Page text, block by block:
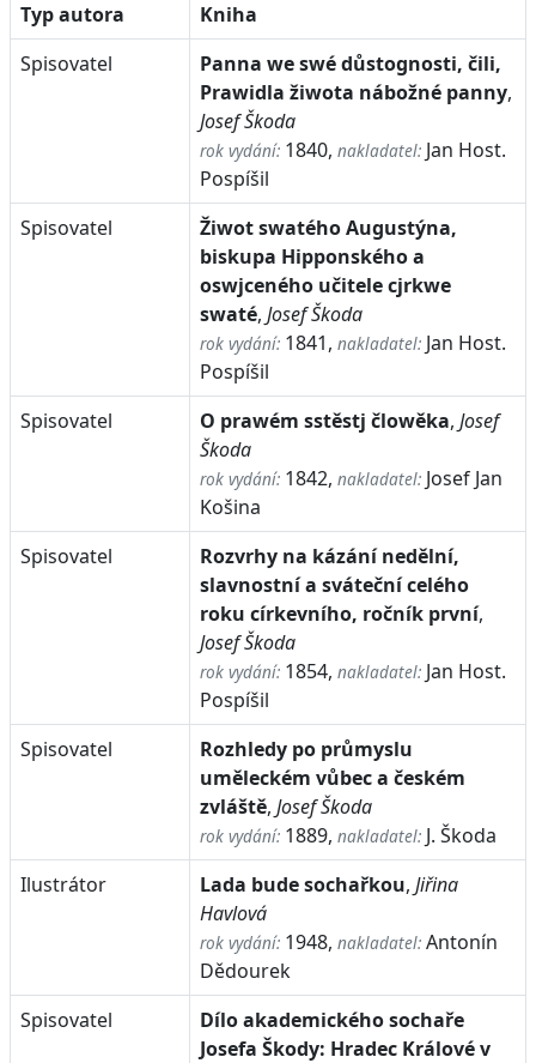
Typ autora
Kniha
Spisovatel
Panna we swé důstognosti, čili,
Prawidla žiwota nábožné panny,
Josef Škoda
rok vydání: 1840, nakladatel: Jan Host.
Pospíšil
Spisovatel
Žiwot swatého Augustýna,
biskupa Hipponského a
oswjceného učitele cjrkwe
swaté, Josef Škoda
rok vydání: 1841, nakladatel: Jan Host.
Pospíšil
Spisovatel
O prawém sstěstj člowěka, Josef
Škoda
rok vydání: 1842, nakladatel: Josef Jan
Košina
Spisovatel
Rozvrhy na kázání nedělní,
slavnostní a sváteční celého
roku církevního, ročník první,
Josef Škoda
rok vydání: 1854, nakladatel: Jan Host.
Pospíšil
Spisovatel
Rozhledy po průmyslu
uměleckém vůbec a českém
zvláště, Josef Škoda
rok vydání: 1889, nakladatel: J. Škoda
Ilustrátor
Lada bude sochařkou, Jiřina
Havlová
rok vydání: 1948, nakladatel: Antonín
Dědourek
Spisovatel
Dílo akademického sochaře
Josefa Škody: Hradec Králové v